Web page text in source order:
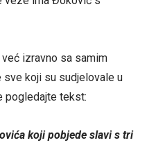
izravno sa samim
sve koji su sudjelovale u
pogledajte tekst:
a koji pobjede slavi s tri